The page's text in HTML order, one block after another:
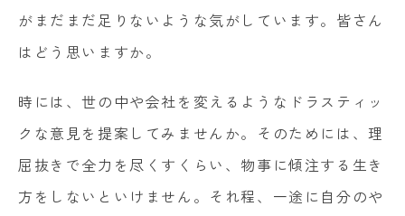
がまだまだ足りないような気がしています。皆さん
はどう思いますか。
時には、世の中や会社を変えるようなドラスティッ
クな意見を提案してみませんか。そのためには、理
屈抜きで全力を尽くすくらい、物事に傾注する生き
方をしないといけません。それ程、一途に自分のや